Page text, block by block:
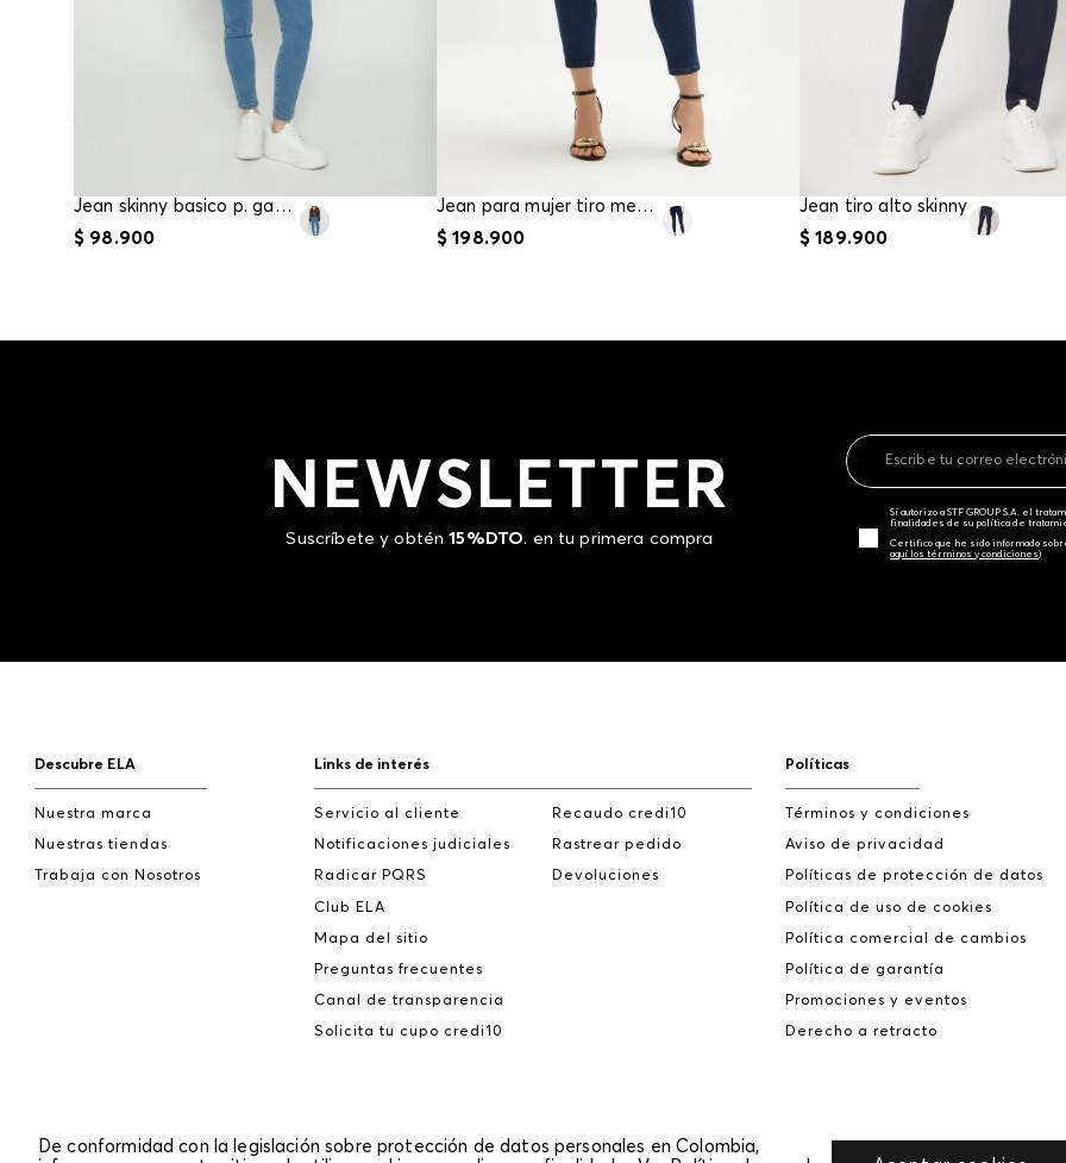
Jean skinny basico p. gancho para mujer
$ 98.900
Jean para mujer tiro medio skinny
$ 198.900
Jean tiro alto skinny
$ 189.900
NEWSLETTER
Suscríbete y obtén15%DTO. en tu primera compra
Sí autorizo a STF GROUP S.A. el
finalidades de su política de
Certifico que he sido informado
aquí los términos y condiciones)
Descubre ELA
Nuestra marca
Nuestras tiendas
Trabaja con Nosotros
Links de interés
Servicio al cliente
Notificaciones judiciales
Radicar PQRS
Club ELA
Mapa del sitio
Preguntas frecuentes
Canal de transparencia
Solicita tu cupo credi10
Recaudo credi10
Rastrear pedido
Devoluciones
Políticas
Términos y condiciones
Aviso de privacidad
Políticas de protección de datos
Política de uso de cookies
Política comercial de cambios
Política de garantía
Promociones y eventos
Derecho a retracto
De conformidad con la legislación sobre protección de datos personales en Colombia,